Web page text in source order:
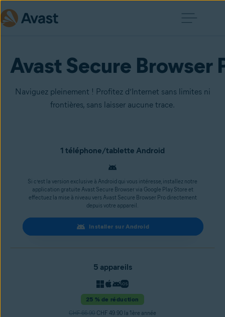
Avast Secure Browser
Naviguez pleinement ! Profitez d’Internet sans limites ni
frontières, sans laisser aucune trace.
1 téléphone/tablette Android
Si c’est la version exclusive à Android qui vous intéresse, installez notre
application gratuite Avast Secure Browser via Google Play Store et
effectuez la mise à niveau vers Avast Secure Browser Pro directement
depuis votre appareil.
Installer sur Android
5 appareils
25 % de réduction
CHF 66.90 CHF 49.90 la 1ère année